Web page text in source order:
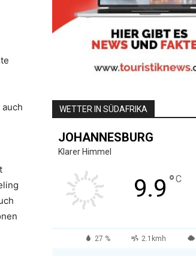
WETTER IN SÜDAFRIKA
JOHANNESBURG
Klarer Himmel
9.9 °C
27 % 2.1kmh